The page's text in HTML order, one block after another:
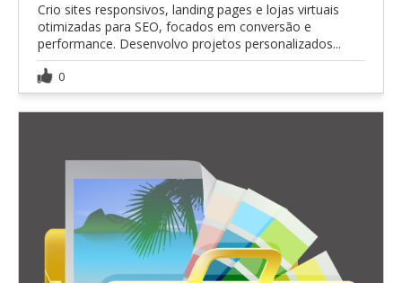
Crio sites responsivos, landing pages e lojas virtuais
otimizadas para SEO, focados em conversão e
performance. Desenvolvo projetos personalizados...
0